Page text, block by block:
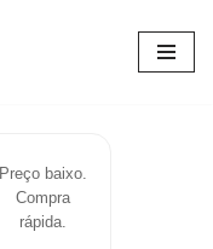
Preço baixo.
Compra
rápida.